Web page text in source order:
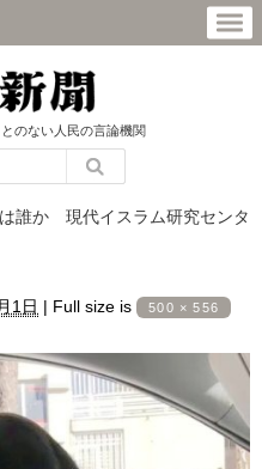
のない人民の言論機関
誰か 現代イスラム研究センタ
1日 | Full size is 500 × 556